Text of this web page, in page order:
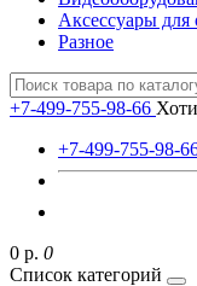
Аксессуары для
Разное
+7-499-755-98-66
+7-499-755-98-
0 р. 0
Список категорий